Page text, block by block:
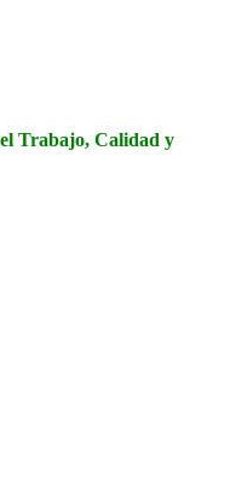
Trabajo, Calidad y